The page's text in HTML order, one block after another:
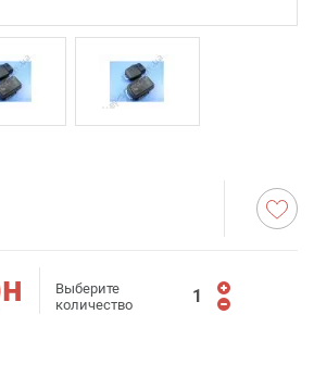
Выберите
количество